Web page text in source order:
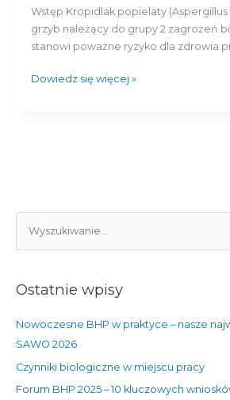
Wstęp Kropidlak popielaty
grzyb należący do grupy 2 zagrożeń
stanowi poważne ryzyko dla zdrowia
miejscu
pracy
Dowiedz się więcej »
z
k
l
a
Ostatnie wpisy
Nowoczesne BHP w praktyce – nasze
SAWO 2026
Czynniki biologiczne w miejscu pracy
Forum BHP 2025 – 10 kluczowych